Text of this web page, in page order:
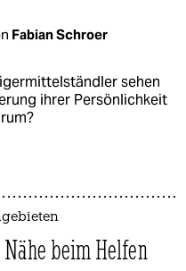
Fabian Schroer
sehen
ihrer Persönlichkeit
beim Helfen